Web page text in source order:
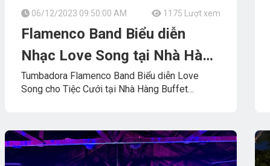
06/12/2023 09:50:00 AM 1175 Lượt xem
Flamenco Band Biểu diễn
Nhạc Love Song tại Nhà Hàng
Buffet DMARIS
Tumbadora Flamenco Band Biểu diễn Love
Song cho Tiệc Cưới tại Nhà Hàng Buffet
Công_Ty_Tnhh_Giải_Trí_Thanh_Tùng_Tumbadora_Band